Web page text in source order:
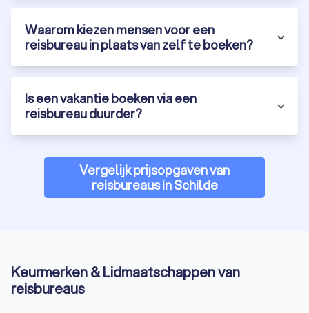
Waarom kiezen mensen voor een
reisbureau in plaats van zelf te boeken?
Is een vakantie boeken via een
reisbureau duurder?
Vergelijk prijsopgaven van
reisbureaus in Schilde
Keurmerken & Lidmaatschappen van
reisbureaus